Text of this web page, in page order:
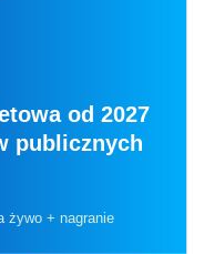
od 2027
publicznych
żywo + nagranie